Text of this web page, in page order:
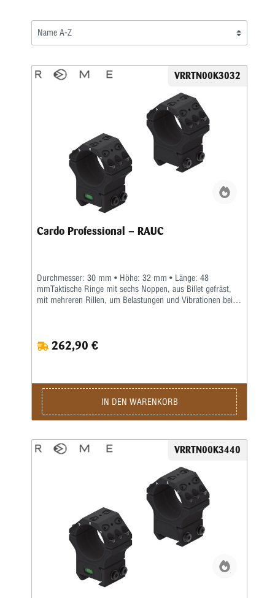
VRRTN00K3032
Cardo Professional – RAUC
Durchmesser: 30 mm • Höhe: 32 mm • Länge: 48
mmTaktische Ringe mit sechs Noppen, aus Billet gefräst,
mit mehreren Rillen, um Belastungen und Vibrationen beim
schwenkbaren Monoblock-Zielfernrohrhalterung sorgen für
eine bessere Gewindeausrichtung und eine gleichmäßigere
RAUC-System sind gekennzeichnet, um durch die richtige
Positionierung zu führen.Merkmale: • Multikontakt-
Verdrehsicherung • Vorbestimmte RAUC-
Montagepositionen (ROME Alignment Ultimate Concept) für
Aluminiumlegierung 6082 und 7075 • Matt hartschwarz
eloxiert • Antireflex- und verschleißfeste Oberfläche •
Oszilloskop-Nivellierungskeil zum Ausrichten des
Oszilloskops mit seiner Halterung • Integrierte, für den
Schützen sichtbare Anti-Kant-Wasserwaage • M4x10-
Schrauben aus dunkel behandeltem Edelstahl für Ringe •
M5x12-Schrauben aus dunkel behandeltem Edelstahl zur
Befestigung an Picatinny-Schienen • Beständig gegen
Kochsalzlösung.Gewicht: ca. 252 gJedes Monobloc-
Zielfernrohr-Montagesystem wird sorgfältig von einem 3D-
Messsystem zertifiziert.Das Zertifikat ist im Bausatz
enthalten und bescheinigt seine dimensionalen und
geometrischen Eigenschaften.
262,90 €
IN DEN WARENKORB
VRRTN00K3440